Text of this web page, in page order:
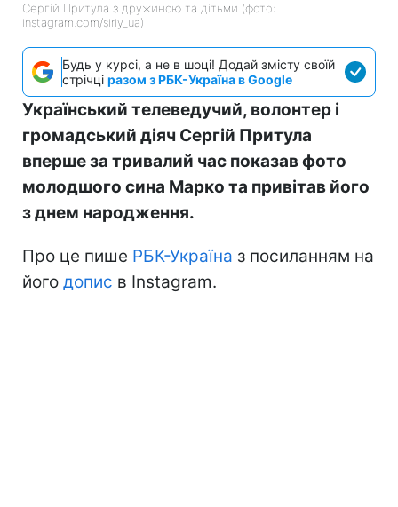
Сергій Притула з дружиною та дітьми (фото:
instagram.com/siriy_ua)
Будь у курсі, а не в шоці! Додай змісту своїй
стрічці разом з РБК-Україна в Google
Український телеведучий, волонтер і
громадський діяч Сергій Притула
вперше за тривалий час показав фото
молодшого сина Марко та привітав його
з днем народження.
Про це пише РБК-Україна з посиланням на
його допис в Instagram.